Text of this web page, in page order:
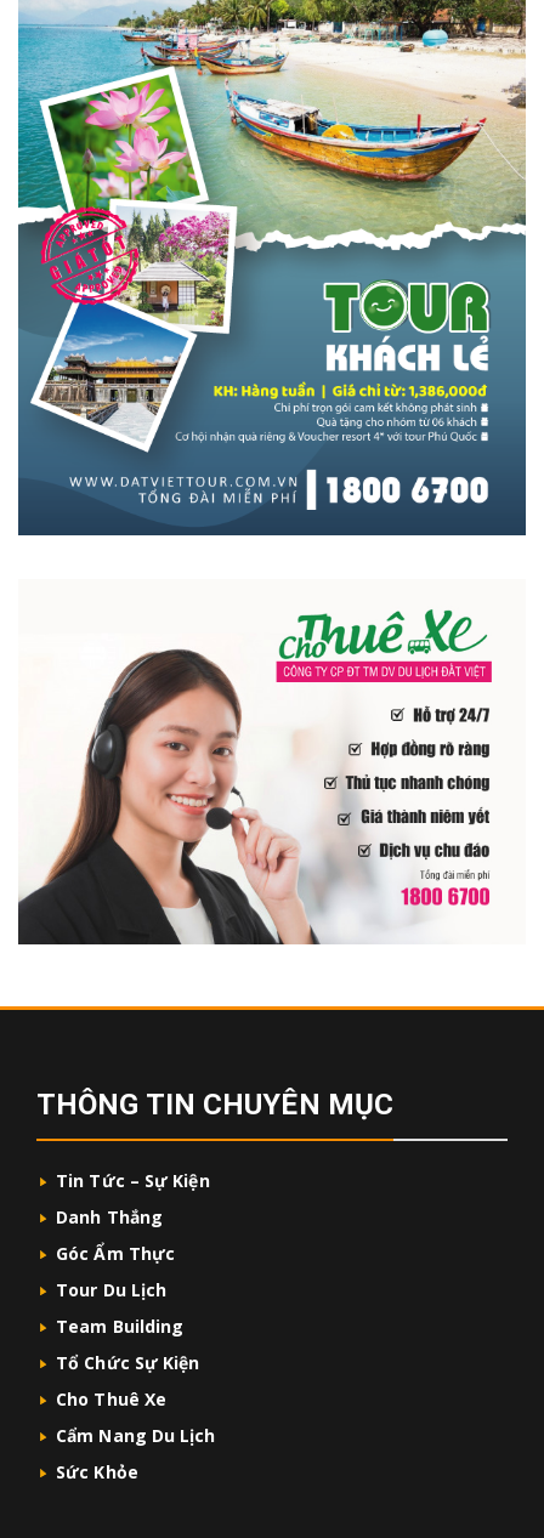
THÔNG TIN CHUYÊN MỤC
Tin Tức – Sự Kiện
Danh Thắng
Góc Ẩm Thực
Tour Du Lịch
Team Building
Tổ Chức Sự Kiện
Cho Thuê Xe
Cẩm Nang Du Lịch
Sức Khỏe